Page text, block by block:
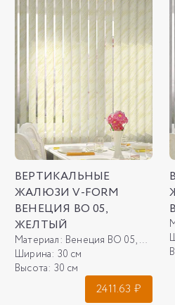
ВЕРТИКАЛЬНЫЕ
ЖАЛЮЗИ V-FORM
ВЕНЕЦИЯ ВО 05,
ЖЕЛТЫЙ
Материал: Венеция ВО 05, желтый
Ширина: 30 см
Высота: 30 см
2411.63 ₽